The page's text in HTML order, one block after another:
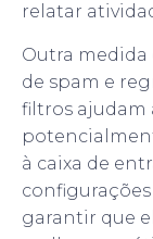
relatar
Outra medida
de spam e
filtros ajudam
à caixa de
garantir que